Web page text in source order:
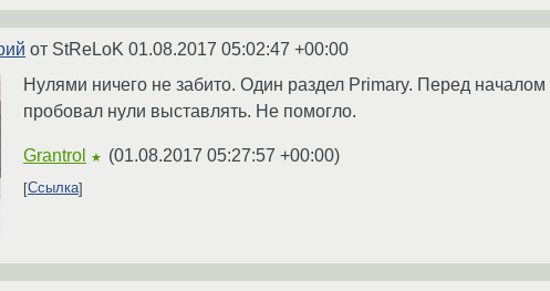
от StReLoK 01.08.2017 05:02:47 +00:00
Нулями ничего не забито. Один раздел Primary. Перед
пробовал нули выставлять. Не помогло.
Grantrol ★ (01.08.2017 05:27:57 +00:00)
Ссылка